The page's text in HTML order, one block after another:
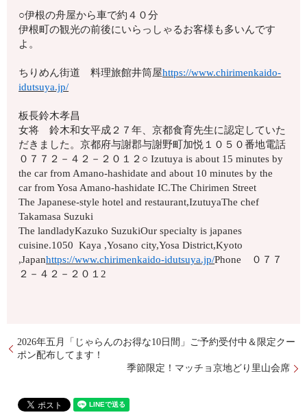
○伊根の舟屋から車で約４０分
伊根町の観光の前後にいらっしゃるお客様も多いんです
よ。
ちりめん街道 料理旅館井筒屋https://www.chirimenkaido-
idutsuya.jp/
板長鈴木孝昌
女将 鈴木和女平成２７年、京都食育先生に認定していた
だきました。京都府与謝郡与謝野町加悦１０５０番地電話
０７７２－４２－２０１２○ Izutuya is about 15 minutes by
the car from Amano-hashidate and about 10 minutes by the
car from Yosa Amano-hashidate IC.The Chirimen Street
The Japanese-style hotel and restaurant,IzutuyaThe chef
Takamasa Suzuki
The landladyKazuko SuzukiOur specialty is japanes
cuisine.1050 Kaya ,Yosano city,Yosa District,Kyoto
,Japanhttps://www.chirimenkaido-idutsuya.jp/Phone ０７７
２－４２－２０１2
2026年五月「じゃらんのお得な10日間」ご予約受付中＆限定クー
ポン配布してます！
季節限定！マッチョ京地どり里山会席